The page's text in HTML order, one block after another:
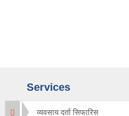
Services
व्यवसाय दर्ता सिफारिस